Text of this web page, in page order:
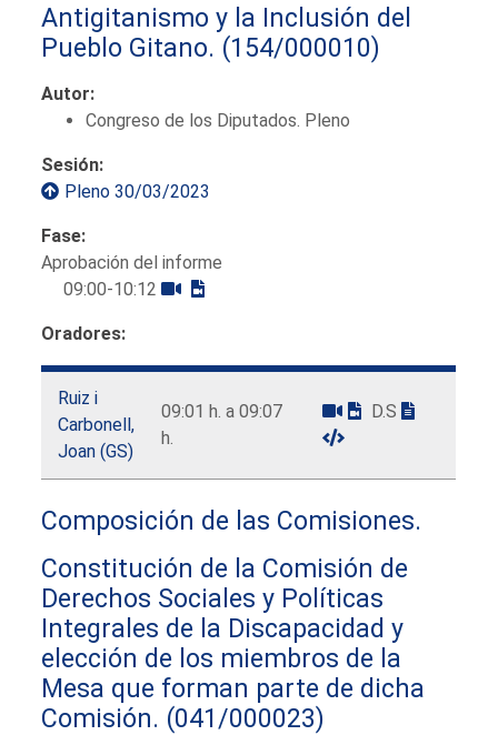
Antigitanismo y la Inclusión del
Pueblo Gitano. (154/000010)
Autor:
Congreso de los Diputados. Pleno
Sesión:
Pleno 30/03/2023
Fase:
Aprobación del informe
09:00-10:12
Oradores:
Ruiz i
Carbonell,
Joan (GS)
09:01 h. a 09:07
h.
D.S
Composición de las Comisiones.
Constitución de la Comisión de
Derechos Sociales y Políticas
Integrales de la Discapacidad y
elección de los miembros de la
Mesa que forman parte de dicha
Comisión. (041/000023)